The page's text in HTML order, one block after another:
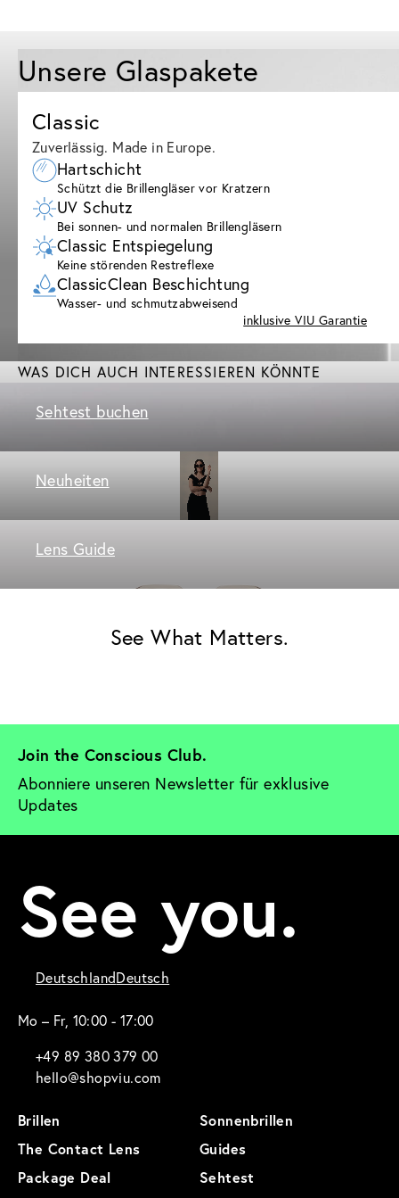
Unsere Glaspakete
Classic
Zuverlässig. Made in Europe.
Hartschicht
Schützt die Brillengläser vor Kratzern
UV Schutz
Bei sonnen- und normalen Brillengläsern
Classic Entspiegelung
Keine störenden Restreflexe
ClassicClean Beschichtung
Wasser- und schmutzabweisend
inklusive VIU Garantie
WAS DICH AUCH INTERESSIEREN KÖNNTE
Sehtest buchen
Neuheiten
Lens Guide
See What Matters.
Join the Conscious Club.
Abonniere unseren Newsletter für exklusive
Updates
See you.
DeutschlandDeutsch
Mo – Fr, 10:00 - 17:00
+49 89 380 379 00
hello@shopviu.com
Brillen
Sonnenbrillen
The Contact Lens
Guides
Package Deal
Sehtest